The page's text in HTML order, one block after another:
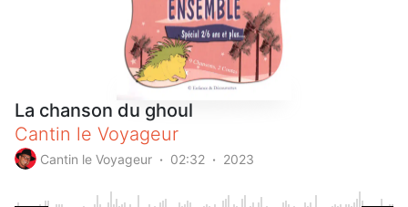
La chanson du ghoul
Cantin le Voyageur
Cantin le Voyageur 02:32 2023